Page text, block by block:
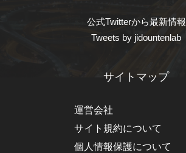
公式Twitterから最新情報
Tweets by jidountenlab
サイトマップ
運営会社
サイト規約について
個人情報保護について